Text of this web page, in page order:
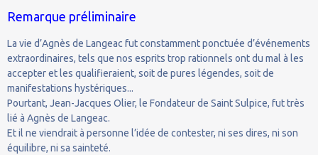
Remarque préliminaire
La vie d’Agnès de Langeac fut constamment ponctuée d’événements
extraordinaires, tels que nos esprits trop rationnels ont du mal à les
accepter et les qualifieraient, soit de pures légendes, soit de
manifestations hystériques...
Pourtant, Jean-Jacques Olier, le Fondateur de Saint Sulpice, fut très
lié à Agnès de Langeac.
Et il ne viendrait à personne l’idée de contester, ni ses dires, ni son
équilibre, ni sa sainteté.